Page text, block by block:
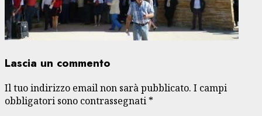
Lascia un commento
Il tuo indirizzo email non sarà pubblicato. I campi
obbligatori sono contrassegnati *